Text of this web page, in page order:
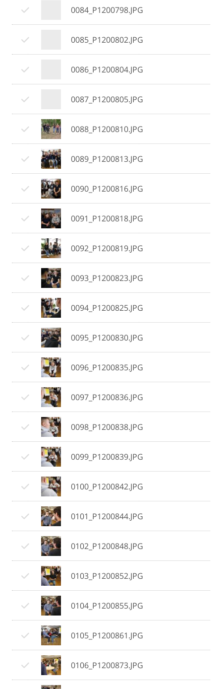
0084_P1200798.JPG
0085_P1200802.JPG
0086_P1200804.JPG
0087_P1200805.JPG
0088_P1200810.JPG
0089_P1200813.JPG
0090_P1200816.JPG
0091_P1200818.JPG
0092_P1200819.JPG
0093_P1200823.JPG
0094_P1200825.JPG
0095_P1200830.JPG
0096_P1200835.JPG
0097_P1200836.JPG
0098_P1200838.JPG
0099_P1200839.JPG
0100_P1200842.JPG
0101_P1200844.JPG
0102_P1200848.JPG
0103_P1200852.JPG
0104_P1200855.JPG
0105_P1200861.JPG
0106_P1200873.JPG